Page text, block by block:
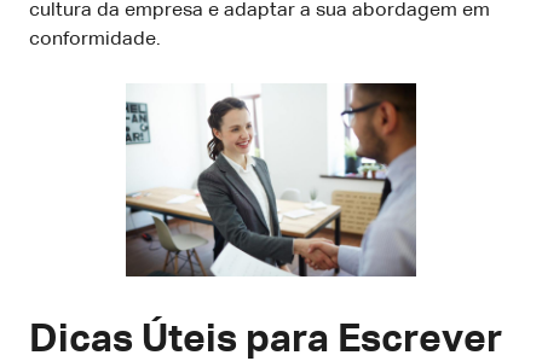
cultura da empresa e adaptar a sua abordagem em
conformidade.
Dicas Úteis para Escrever